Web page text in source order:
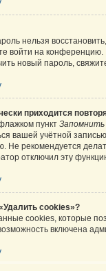
нельзя
войти на конференцию.
новый пароль,
приходится
пункт Запомнить
вашей учётной
Не рекомендуется
отключил эту
cookies»?
cookies, которые
включена